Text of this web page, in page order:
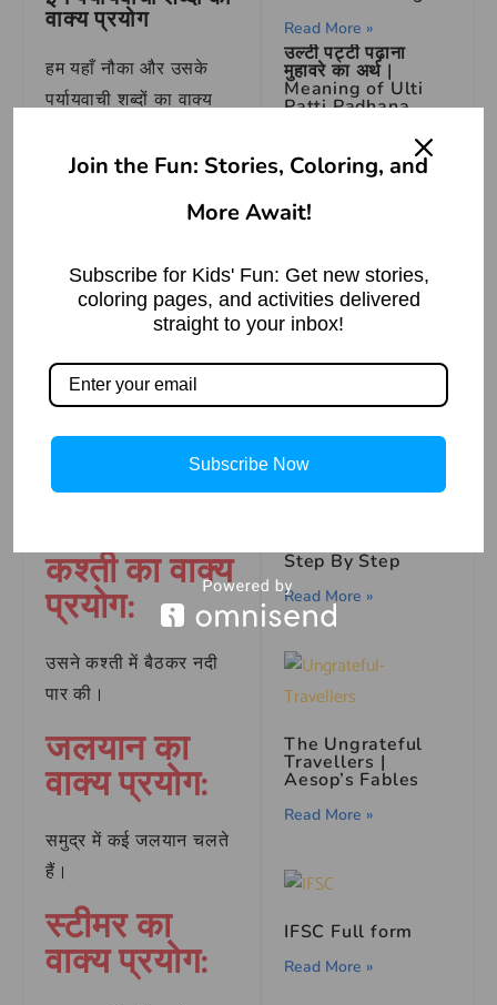
वाक्य प्रयोग
हम यहाँ नौका और उसके
पर्यायवाची शब्दों का वाक्य
समझाएंगे:
नौका का वाक्य
प्रयोग:
गाँव के बच्चे अपने नए नौका
नाव का वाक्य
प्रयोग:
नाव की सवारी करना हमेशा
कश्ती का वाक्य
प्रयोग:
उसने कश्ती में बैठकर नदी
पार की।
जलयान का
वाक्य प्रयोग:
समुद्र में कई जलयान चलते
हैं।
स्टीमर का
वाक्य प्रयोग:
Read More »
उल्टी पट्टी पढ़ाना
मुहावरे का अर्थ |
Meaning of Ulti
Patti Padhana
Read More »
The Greedy Wolf
and the Crane
Step By Step
Read More »
The Ungrateful
Travellers |
Aesop’s Fables
Read More »
IFSC Full form
Read More »
Join the Fun: Stories, Coloring, and
More Await!
Subscribe for Kids' Fun: Get new stories,
coloring pages, and activities delivered
straight to your inbox!
Subscribe Now